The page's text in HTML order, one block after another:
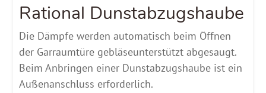
Rational Dunstabzugshaube
Die Dämpfe werden automatisch beim Öffnen
der Garraumtüre gebläseunterstützt abgesaugt.
Beim Anbringen einer Dunstabzugshaube ist ein
Außenanschluss erforderlich.